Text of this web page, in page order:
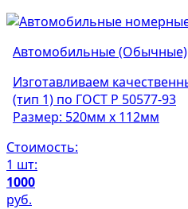
Автомобильные (Обычные)
Изготавливаем
(тип 1) по ГОСТ Р 50577-93
Размер: 520мм х 112мм
Стоимость:
1 шт:
1000
руб.